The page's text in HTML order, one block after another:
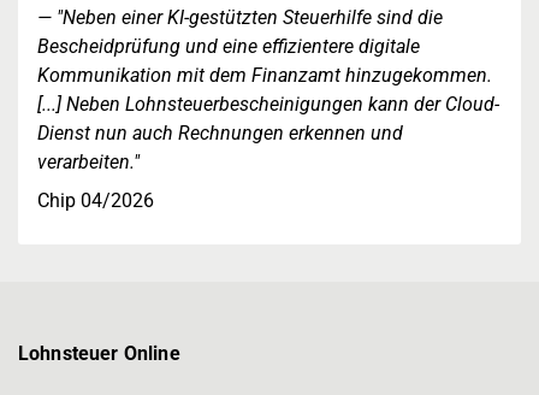
"Neben einer KI-gestützten Steuerhilfe sind die
Bescheidprüfung und eine effizientere digitale
Kommunikation mit dem Finanzamt hinzugekommen.
[...] Neben Lohnsteuerbescheinigungen kann der Cloud-
Dienst nun auch Rechnungen erkennen und
verarbeiten."
Chip 04/2026
Lohnsteuer Online